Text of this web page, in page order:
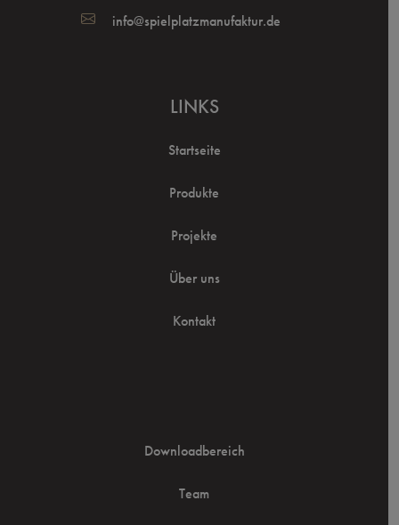
info@spielplatzmanufaktur.de
LINKS
Startseite
Produkte
Projekte
Über uns
Kontakt
Downloadbereich
Team